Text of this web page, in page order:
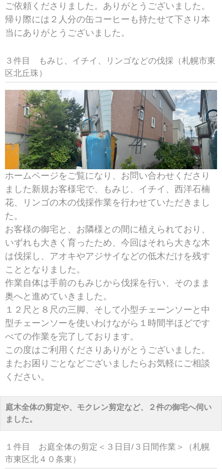
ご依頼くださりました。ありがとうございました。
帰り際には２人分の缶コーヒーも持たせて下さり本
当にありがとうございました。
３件目 もみじ、イチイ、リンゴなどの伐採（札幌市東
区北丘珠）
ホームページをご覧になり、お問い合わせくださり
ました新規お客様宅で、もみじ、イチイ、西洋石楠
花、リンゴの木の伐採作業を行わせていただきまし
た。
お客様の御宅と、お隣様との間に植えられており、
いずれも大きく育ったため、今回はそれら大きな木
は伐採し、アオキやアジサイなどの低木だけを残す
こととなりました。
作業自体は手前のもみじから伐採を行い、そのまま
奥へと進めていきました。
１２尺と８尺の三脚、そして小型チェーンソーと中
型チェーンソーを使いわけながら１時間半ほどです
べての作業を完了しております。
この度はご利用くださりありがとうございました。
またお困りごとなどございましたらお気軽にご相談
ください。
庭木全体の剪定や、モクレン剪定など、２件の御宅へ伺い
ました。
１件目 お庭全体の剪定＜３日目/３日間作業＞（札幌
市東区北４０条東）